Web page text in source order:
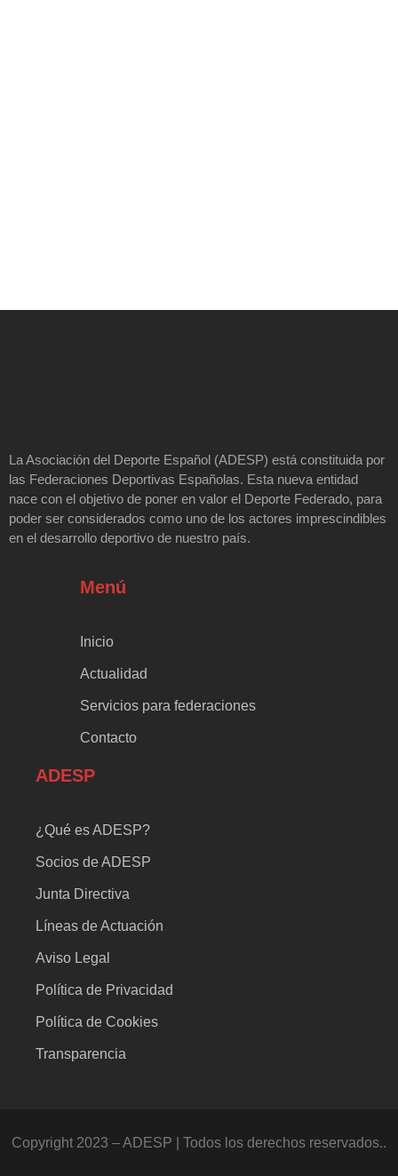
La Asociación del Deporte Español (ADESP) está constituida por
las Federaciones Deportivas Españolas. Esta nueva entidad
nace con el objetivo de poner en valor el Deporte Federado, para
poder ser considerados como uno de los actores imprescindibles
en el desarrollo deportivo de nuestro país.
Menú
Inicio
Actualidad
Servicios para federaciones
Contacto
ADESP
¿Qué es ADESP?
Socios de ADESP
Junta Directiva
Líneas de Actuación
Aviso Legal
Política de Privacidad
Política de Cookies
Transparencia
Copyright 2023 – ADESP | Todos los derechos reservados..